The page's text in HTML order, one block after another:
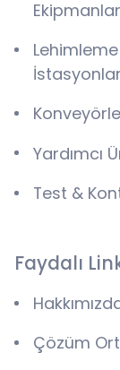
Ekipmanlar
Yardımcı
Test &
Faydalı
Çözüm